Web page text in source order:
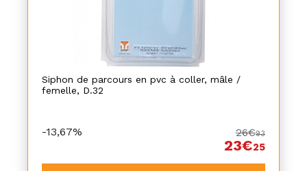
Siphon de parcours en pvc à coller, mâle /
femelle, D.32
-13,67% 26€93
23€25